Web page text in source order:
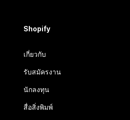
Shopify
เกี่ยวกับ
รับสมัครงาน
นักลงทุน
สื่อสิ่งพิมพ์